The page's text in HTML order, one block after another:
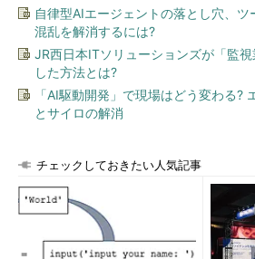
自律型AIエージェントの落とし穴、
混乱を解消するには?
JR西日本ITソリューションズが「監
した方法とは?
「AI駆動開発」で現場はどう変わる?
とサイロの解消
チェックしておきたい人気記事